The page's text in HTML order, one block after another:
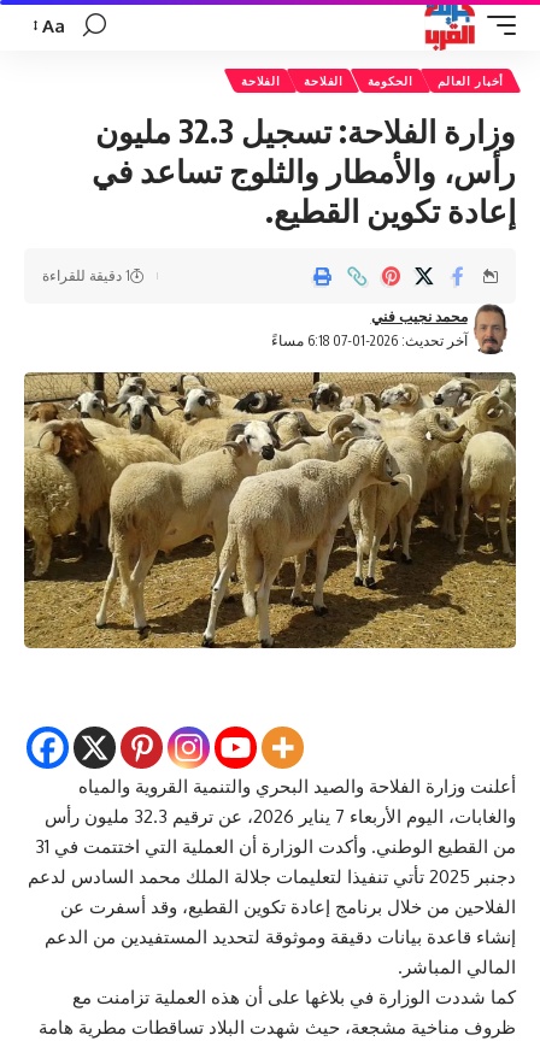
تغيير
Aa
أخبار العالم الحكومة الفلاحة الفلاحة
وزارة الفلاحة: تسجيل 32.3 مليون
رأس، والأمطار والثلوج تساعد في
إعادة تكوين القطيع.
آخر تحديث: 2026-01-07 6:18 مساءً
محمد نجيب فني
1 دقيقة للقراءة
أعلنت وزارة الفلاحة والصيد البحري والتنمية القروية والمياه
والغابات، اليوم الأربعاء 7 يناير 2026، عن
ترقيم 32.3 مليون رأس
من القطيع الوطني
. وأكدت الوزارة أن العملية التي اختتمت في 31
دجنبر 2025 تأتي تنفيذا لتعليمات جلالة الملك محمد السادس لدعم
الفلاحين من خلال برنامج إعادة تكوين القطيع، وقد أسفرت عن
إنشاء قاعدة بيانات دقيقة وموثوقة لتحديد المستفيدين من الدعم
المالي المباشر.
كما شددت الوزارة في بلاغها على أن هذه العملية تزامنت مع
ظروف مناخية مشجعة، حيث شهدت البلاد تساقطات مطرية هامة